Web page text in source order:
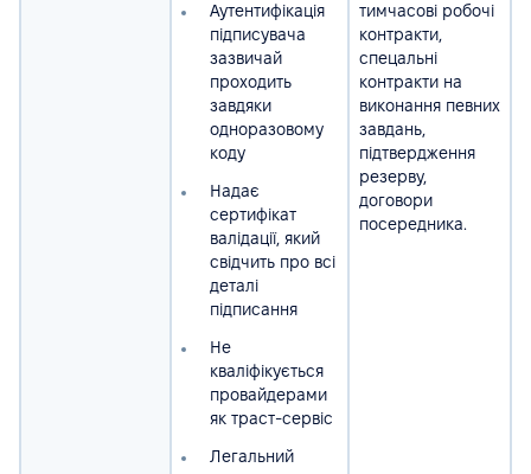
Аутентифікація
підписувача
зазвичай
проходить
завдяки
одноразовому
коду
Надає
сертифікат
валідації, який
свідчить про всі
деталі
підписання
Не
кваліфікується
провайдерами
як траст-сервіс
Легальний
тимчасові робочі
контракти,
спецальні
контракти на
виконання певних
завдань,
підтвердження
резерву,
договори
посередника.